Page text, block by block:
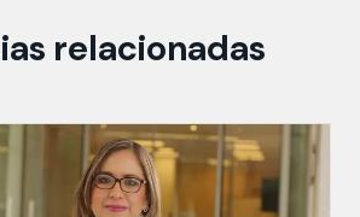
relacionadas